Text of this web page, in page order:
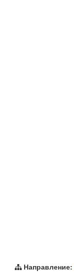
Направление: